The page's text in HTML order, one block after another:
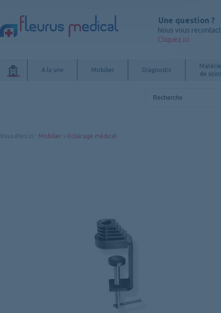
Une question ?
Nous vous
Cliquez ici
A la une Mobilier Diagnostic
de
Vous êtes ici Mobilier » Eclairage médical